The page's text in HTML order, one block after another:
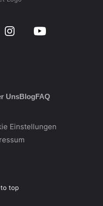
UnsBlogFAQ
Einstellungen
top